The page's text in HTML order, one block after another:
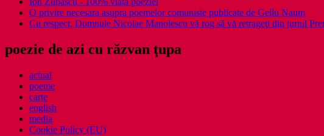
O privire necesara asupra poemelor comuniste publicate de Gellu Naum
Cu respect, Domnule Nicolae Manolescu vă rog să vă retrageţi din juriul
poezie de azi cu răzvan ţupa
actual
poeme
carte
english
media
Cookie Policy (EU)